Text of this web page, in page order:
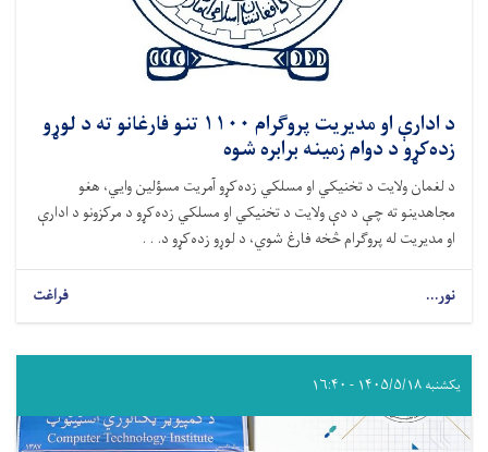
د ادارې او مدیریت پروګرام ۱۱۰۰ تنو فارغانو ته د لوړو
زده‌کړو د دوام زمینه برابره شوه
د لغمان ولایت د تخنیکي او مسلکي زده‌کړو آمریت مسؤلین وایي، هغو
مجاهدینو ته چې د دې ولایت د تخنیکي او مسلکي زده‌کړو د مرکزونو د ادارې
او مدیریت له پروګرام څخه فارغ شوي، د لوړو زده‌کړو د. . .
نور... فراغت
یکشنبه ۱۴۰۵/۵/۱۸ - ۱۶:۴۰